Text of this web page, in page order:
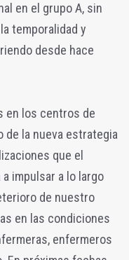
en el grupo A, sin
temporalidad y
desde hace
en los centros de
de la nueva estrategia
que el
a impulsar a lo largo
de nuestro
en las condiciones
enfermeros